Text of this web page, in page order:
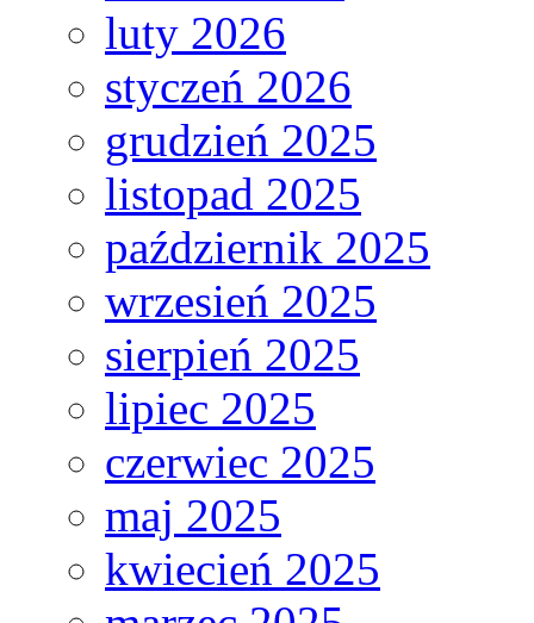
luty 2026
styczeń 2026
grudzień 2025
listopad 2025
październik 2025
wrzesień 2025
sierpień 2025
lipiec 2025
czerwiec 2025
maj 2025
kwiecień 2025